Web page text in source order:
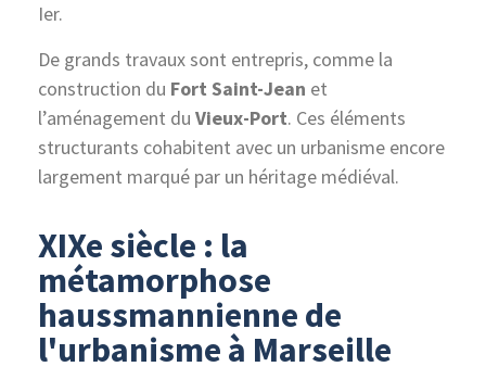
Ier.
De grands travaux sont entrepris, comme la
construction du Fort Saint-Jean et
l’aménagement du Vieux-Port. Ces éléments
structurants cohabitent avec un urbanisme encore
largement marqué par un héritage médiéval.
XIXe siècle : la
métamorphose
haussmannienne de
l'urbanisme à Marseille